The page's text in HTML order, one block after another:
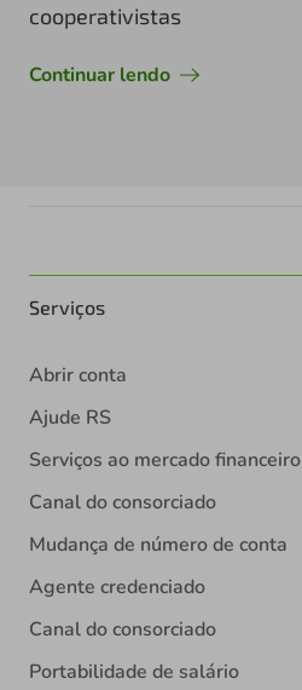
cooperativistas
Continuar lendo
Serviços
Abrir conta
Ajude RS
Serviços ao mercado financeiro
Canal do consorciado
Mudança de número de conta
Agente credenciado
Canal do consorciado
Portabilidade de salário